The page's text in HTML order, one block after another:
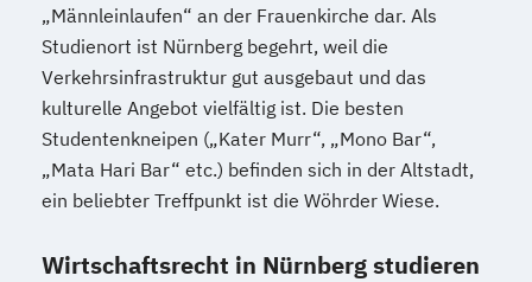
„Männleinlaufen“ an der Frauenkirche dar. Als
Studienort ist Nürnberg begehrt, weil die
Verkehrsinfrastruktur gut ausgebaut und das
kulturelle Angebot vielfältig ist. Die besten
Studentenkneipen („Kater Murr“, „Mono Bar“,
„Mata Hari Bar“ etc.) befinden sich in der Altstadt,
ein beliebter Treffpunkt ist die Wöhrder Wiese.
Wirtschaftsrecht in Nürnberg studieren